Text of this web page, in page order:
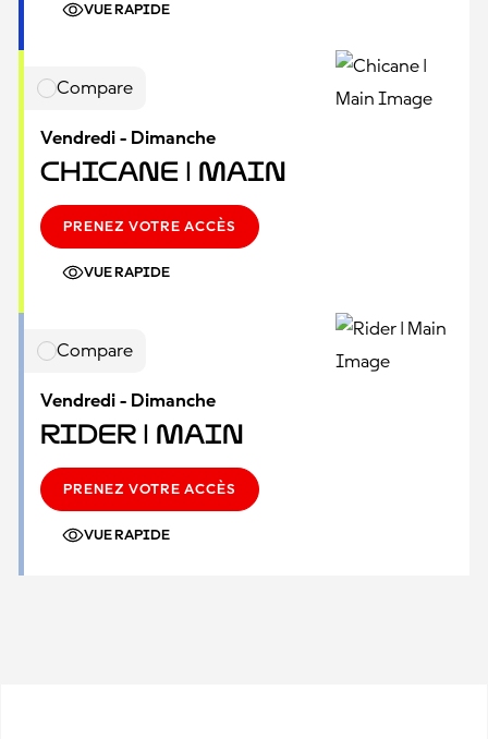
VUE RAPIDE
Compare
Vendredi - Dimanche
Chicane | Main
PRENEZ VOTRE ACCÈS
VUE RAPIDE
Compare
Vendredi - Dimanche
Rider | Main
PRENEZ VOTRE ACCÈS
VUE RAPIDE